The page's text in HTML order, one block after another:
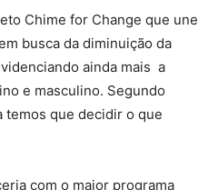
Chime for Change que une
busca da diminuição da
ainda mais a
e masculino. Segundo
temos que decidir o que
com o maior programa